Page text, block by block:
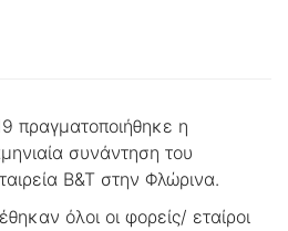
πραγματοποιήθηκε η
συνάντηση του
Β&Τ στην Φλώρινα.
όλοι οι φορείς/ εταίροι